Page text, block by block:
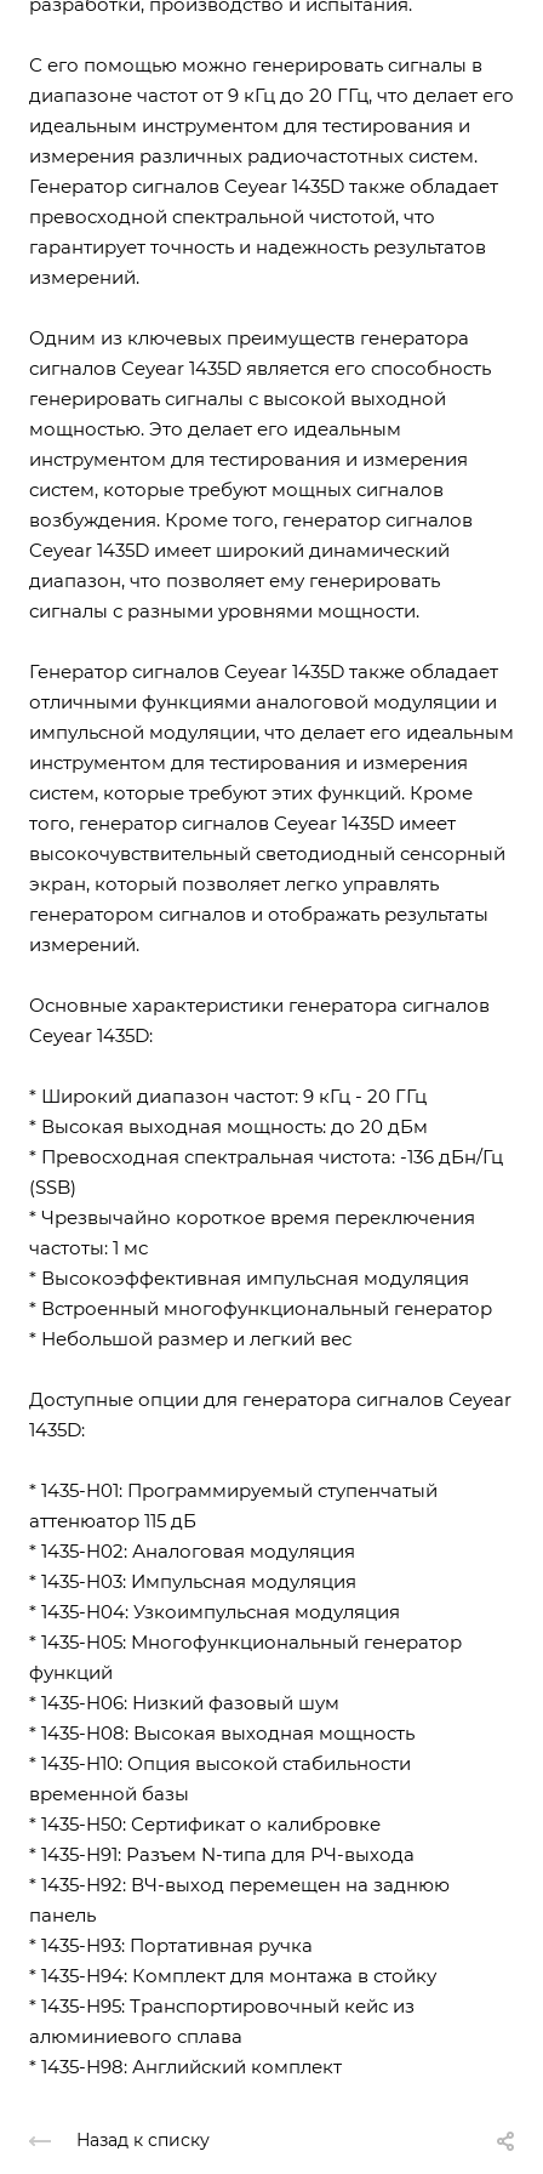
С его помощью можно генерировать сигналы в
диапазоне частот от 9 кГц до 20 ГГц, что делает его
идеальным инструментом для тестирования и
измерения различных радиочастотных систем.
Генератор сигналов Ceyear 1435D также обладает
превосходной спектральной чистотой, что
гарантирует точность и надежность результатов
измерений.
Одним из ключевых преимуществ генератора
сигналов Ceyear 1435D является его способность
генерировать сигналы с высокой выходной
мощностью. Это делает его идеальным
инструментом для тестирования и измерения
систем, которые требуют мощных сигналов
возбуждения. Кроме того, генератор сигналов
Ceyear 1435D имеет широкий динамический
диапазон, что позволяет ему генерировать
сигналы с разными уровнями мощности.
Генератор сигналов Ceyear 1435D также обладает
отличными функциями аналоговой модуляции и
импульсной модуляции, что делает его идеальным
инструментом для тестирования и измерения
систем, которые требуют этих функций. Кроме
того, генератор сигналов Ceyear 1435D имеет
высокочувствительный светодиодный сенсорный
экран, который позволяет легко управлять
генератором сигналов и отображать результаты
измерений.
Основные характеристики генератора сигналов
Ceyear 1435D:
* Широкий диапазон частот: 9 кГц - 20 ГГц
* Высокая выходная мощность: до 20 дБм
* Превосходная спектральная чистота: -136 дБн/Гц
(SSB)
* Чрезвычайно короткое время переключения
частоты: 1 мс
* Высокоэффективная импульсная модуляция
* Встроенный многофункциональный генератор
* Небольшой размер и легкий вес
Доступные опции для генератора сигналов Ceyear
1435D:
* 1435-H01: Программируемый ступенчатый
аттенюатор 115 дБ
* 1435-H02: Аналоговая модуляция
* 1435-H03: Импульсная модуляция
* 1435-H04: Узкоимпульсная модуляция
* 1435-H05: Многофункциональный генератор
функций
* 1435-H06: Низкий фазовый шум
* 1435-H08: Высокая выходная мощность
* 1435-H10: Опция высокой стабильности
временной базы
* 1435-H50: Сертификат о калибровке
* 1435-Н91: Разъем N-типа для РЧ-выхода
* 1435-Н92: ВЧ-выход перемещен на заднюю
панель
* 1435-Н93: Портативная ручка
* 1435-Н94: Комплект для монтажа в стойку
* 1435-Н95: Транспортировочный кейс из
алюминиевого сплава
* 1435-Н98: Английский комплект
Назад к списку